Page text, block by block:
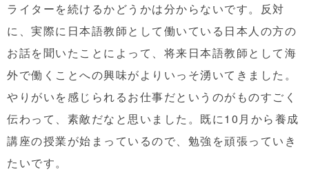
ライターを続けるかどうかは分からないです。反対
に、実際に日本語教師として働いている日本人の方の
お話を聞いたことによって、将来日本語教師として海
外で働くことへの興味がよりいっそ湧いてきました。
やりがいを感じられるお仕事だというのがものすごく
伝わって、素敵だなと思いました。既に10月から養成
講座の授業が始まっているので、勉強を頑張っていき
たいです。